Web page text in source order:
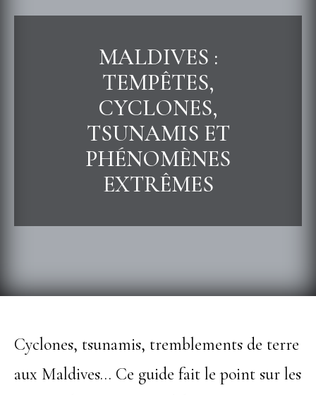
MALDIVES :
TEMPÊTES,
CYCLONES,
TSUNAMIS ET
PHÉNOMÈNES
EXTRÊMES
Cyclones, tsunamis, tremblements de terre
aux Maldives… Ce guide fait le point sur les